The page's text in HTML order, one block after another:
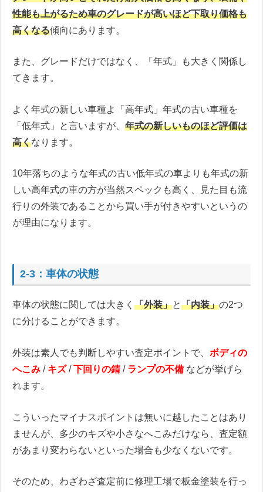
性能も上がるため車のグレードが高いほど下取り価格も
高くなる傾向にあります。
また、グレードだけではなく、「年式」も大きく関係し
てきます。
よく年式の新しい車種よ「高年式」年式の古い車種を
「低年式」と言いますが、 年式の新しいものほど評価は
高くなります。
10年落ちのような年式の古い低年式の車よりも年式の新
しい高年式の車の方が当然スペックも高く、見た目も流
行りの外装であることから買い手が付きやすいというの
が理由になります。
2-3：車体の状態
車体の状態に関しては大きく 「外装」と「内装」の2つ
に分けることができます。
外装は素人でも判断しやすい査定ポイントで、 ボディの
へこみ / キズ/下回りの錆/ ランプの不備 などが挙げら
れます。
こういったマイナスポイントは無いに越したことはあり
ませんが、多少のキズや小さなへこみだけなら、査定額
があまり変わらないといった場合も少なくないです。
そのため、わざわざ査定前に修理工場で板金塗装を行っ